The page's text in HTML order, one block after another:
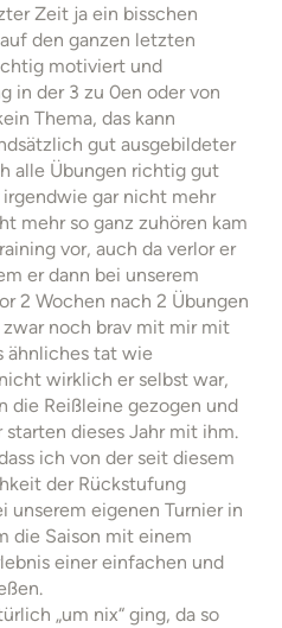
Zeit ja ein bisschen
den ganzen letzten
motiviert und
in der 3 zu 0en oder von
Thema, das kann
gut ausgebildeter
alle Übungen richtig gut
gar nicht mehr
mehr so ganz zuhören kam
vor, auch da verlor er
er dann bei unserem
2 Wochen nach 2 Übungen
noch brav mit mir mit
ähnliches tat wie
wirklich er selbst war,
die Reißleine gezogen und
dieses Jahr mit ihm.
ich von der seit diesem
der Rückstufung
unserem eigenen Turnier in
die Saison mit einem
einer einfachen und
„um nix“ ging, da so